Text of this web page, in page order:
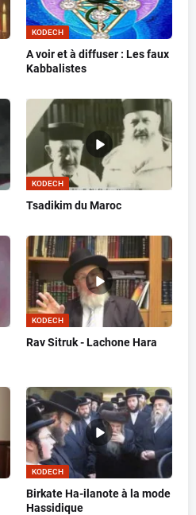
KODECH
A voir et à diffuser : Les faux
Kabbalistes
KODECH
Tsadikim du Maroc
KODECH
Rav Sitruk - Lachone Hara
KODECH
Birkate Ha-ilanote à la mode
Hassidique